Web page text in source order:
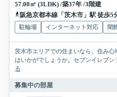
57.00㎡ (3LDK) /築37年 /3階建
阪急京都本線「茨木市」駅 徒歩5
駐輪場 インターネット対応 閑
茨木市エリアでの住まいなら、住み心
はいかがでしょうか。セブンイレブン
る
募集中の部屋